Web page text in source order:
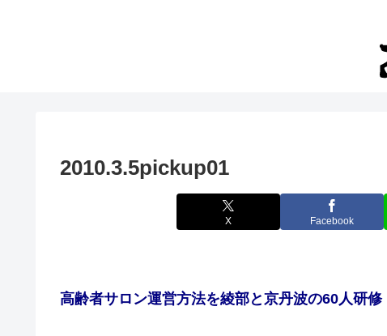
2010.3.5pickup01
X Facebook
高齢者サロン運営方法を綾部と京丹波の60人研修